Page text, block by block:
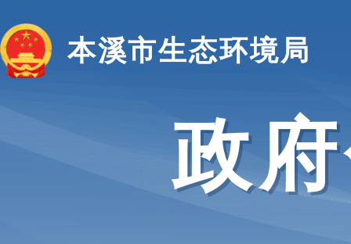
本溪市生态环境局
政